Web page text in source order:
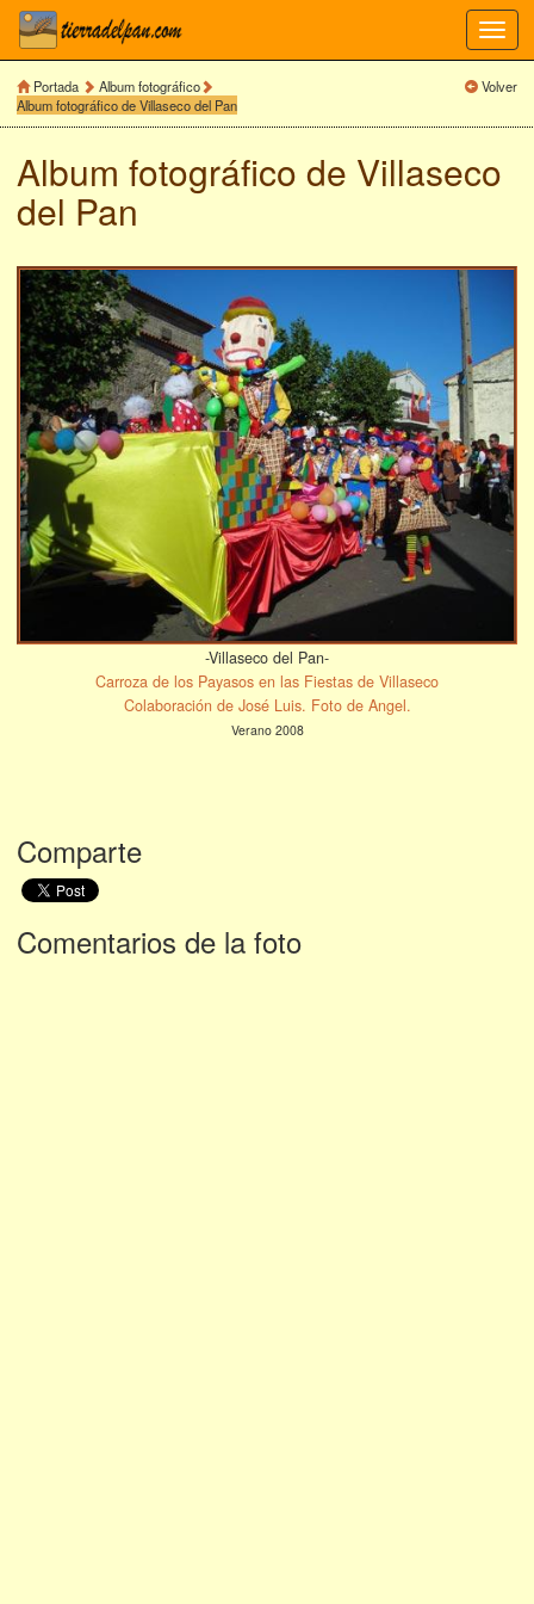
Portada
Album fotográfico
Album fotográfico de Villaseco del Pan
Volver
Album fotográfico de Villaseco
del Pan
-Villaseco del Pan-
Carroza de los Payasos en las Fiestas de Villaseco
Colaboración de José Luis. Foto de Angel.
Verano 2008
Comparte
Comentarios de la foto